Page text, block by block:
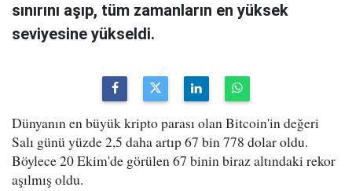
sınırını aşıp, tüm zamanların en yüksek
seviyesine yükseldi.
Dünyanın en büyük kripto parası olan Bitcoin'in değeri
Salı günü yüzde 2,5 daha artıp 67 bin 778 dolar oldu.
Böylece 20 Ekim'de görülen 67 binin biraz altındaki rekor
aşılmış oldu.